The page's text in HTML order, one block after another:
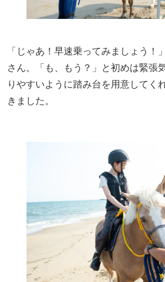
「じゃあ！早速乗ってみましょう！
さん。「も、もう？」と初めは緊張
りやすいように踏み台を用意してく
きました。